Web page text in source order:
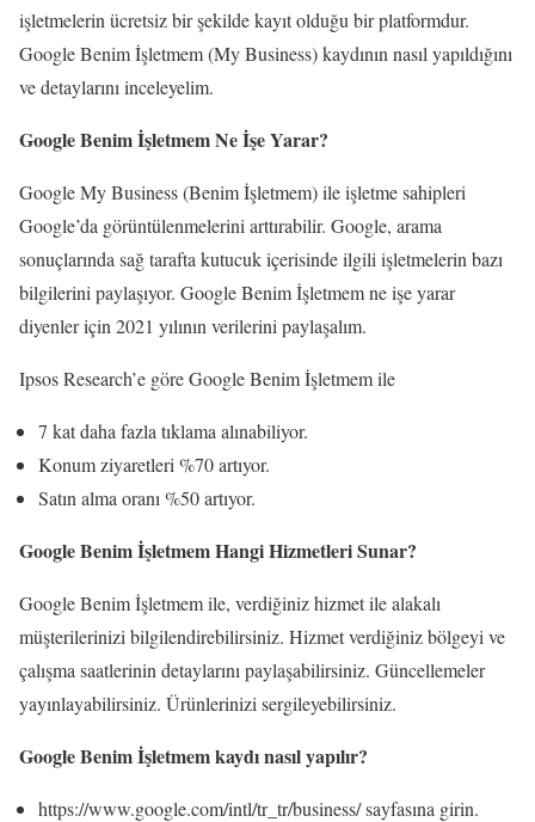
işletmelerin ücretsiz bir şekilde kayıt olduğu bir platformdur.
Google Benim İşletmem (My Business) kaydının nasıl yapıldığını
ve detaylarını inceleyelim.
Google Benim İşletmem Ne İşe Yarar?
Google My Business (Benim İşletmem) ile işletme sahipleri
Google’da görüntülenmelerini arttırabilir. Google, arama
sonuçlarında sağ tarafta kutucuk içerisinde ilgili işletmelerin bazı
bilgilerini paylaşıyor. Google Benim İşletmem ne işe yarar
diyenler için 2021 yılının verilerini paylaşalım.
Ipsos Research’e göre Google Benim İşletmem ile
7 kat daha fazla tıklama alınabiliyor.
Konum ziyaretleri %70 artıyor.
Satın alma oranı %50 artıyor.
Google Benim İşletmem Hangi Hizmetleri Sunar?
Google Benim İşletmem ile, verdiğiniz hizmet ile alakalı
müşterilerinizi bilgilendirebilirsiniz. Hizmet verdiğiniz bölgeyi ve
çalışma saatlerinin detaylarını paylaşabilirsiniz. Güncellemeler
yayınlayabilirsiniz. Ürünlerinizi sergileyebilirsiniz.
Google Benim İşletmem kaydı nasıl yapılır?
https://www.google.com/intl/tr_tr/business/ sayfasına girin.